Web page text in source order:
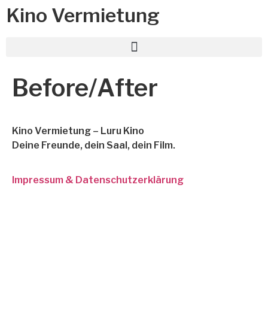
Kino Vermietung
Before/After
Kino Vermietung – Luru Kino
Deine Freunde, dein Saal, dein Film.
Impressum & Datenschutzerklärung